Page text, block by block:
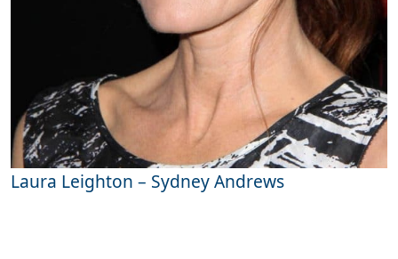
Laura Leighton – Sydney Andrews